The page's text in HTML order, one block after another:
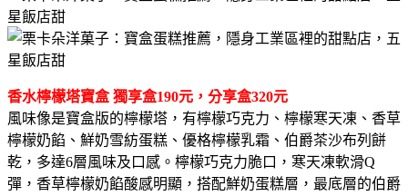
香水檸檬塔寶盒 獨享盒190元，分享盒320元
風味像是寶盒版的檸檬塔，有檸檬巧克力、檸檬寒天凍、香草
檸檬奶餡、鮮奶雪紡蛋糕、優格檸檬乳霜、伯爵茶沙布列餅
乾，多達6層風味及口感。檸檬巧克力脆口，寒天凍軟滑Q
彈，香草檸檬奶餡酸感明顯，搭配鮮奶蛋糕層，最底層的伯爵